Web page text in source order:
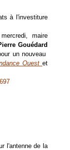
à l'investiture
maire
Gouédard
un nouveau
Ouest et
l'antenne de la